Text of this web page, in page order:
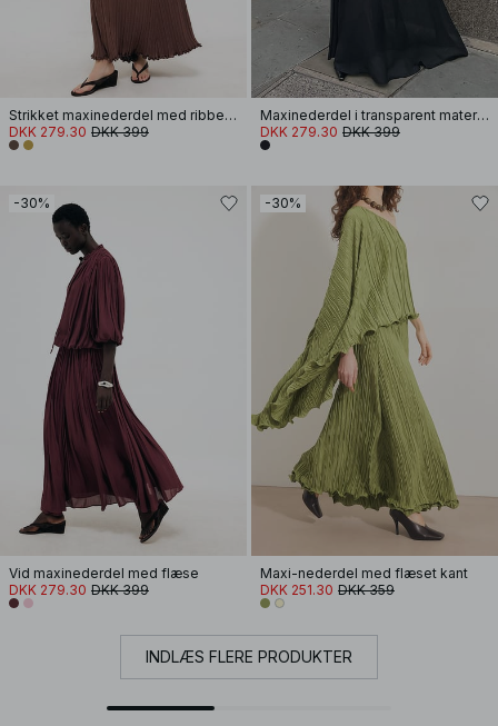
Strikket maxinederdel med ribber og vidde
DKK 279.30 DKK 399
Maxinederdel i transparent materiale
DKK 279.30 DKK 399
-30%
Vid maxinederdel med flæse
DKK 279.30 DKK 399
-30%
Maxi-nederdel med flæset kant
DKK 251.30 DKK 359
INDLÆS FLERE PRODUKTER